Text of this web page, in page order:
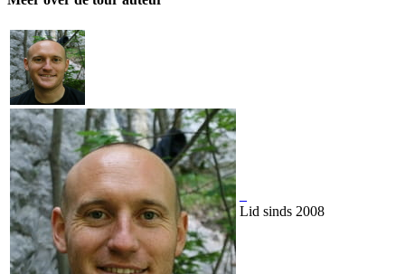
Lid sinds 2008